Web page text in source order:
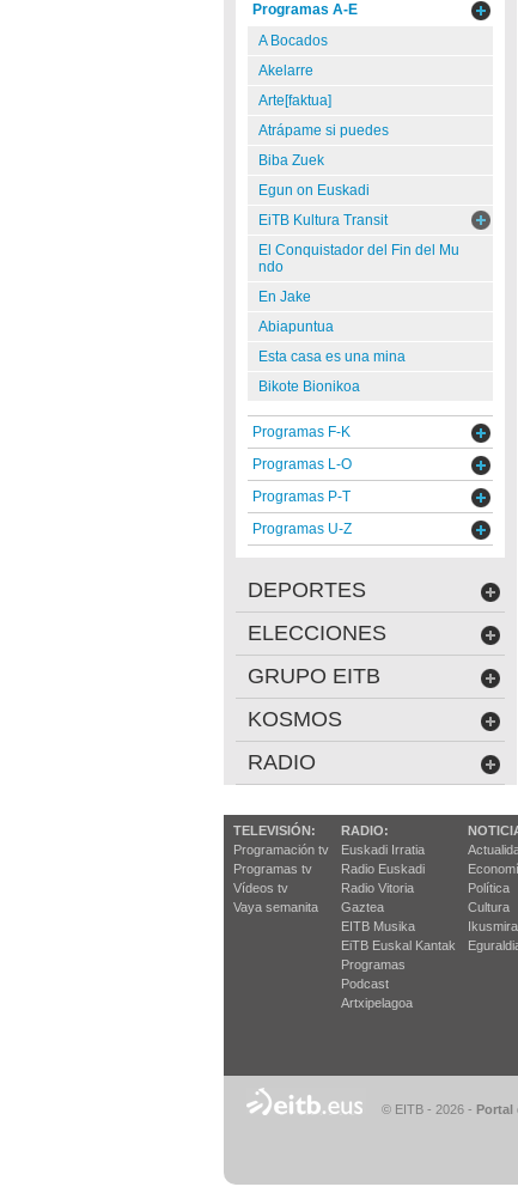
Programas A-E
A Bocados
Akelarre
Arte[faktua]
Atrápame si puedes
Biba Zuek
Egun on Euskadi
EiTB Kultura Transit
El Conquistador del Fin del Mu
ndo
En Jake
Abiapuntua
Esta casa es una mina
Bikote Bionikoa
Programas F-K
Programas L-O
Programas P-T
Programas U-Z
DEPORTES
ELECCIONES
GRUPO EITB
KOSMOS
RADIO
TELEVISIÓN:
Programación tv
Programas tv
Vídeos tv
Vaya semanita
RADIO:
Euskadi Irratia
Radio Euskadi
Radio Vitoria
Gaztea
EITB Musika
EiTB Euskal Kantak
Programas
Podcast
Artxipelagoa
Política
Cultura
© EITB - 2026 - Portal